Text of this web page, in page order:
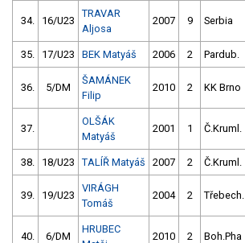
34. 16/U23
TRAVAR
Aljosa
2007 9 Serbia
35. 17/U23 BEK Matyáš 2006 2 Pardub.
36. 5/DM
ŠAMÁNEK
Filip
2010 2 KK Brno
37.
OLŠÁK
Matyáš
2001 1 Č.Kruml.
38. 18/U23 TALÍŘ Matyáš 2007 2 Č.Kruml.
39. 19/U23
VIRÁGH
Tomáš
2004 2 Třebech.
40. 6/DM
HRUBEC
2010 2 Boh.Pha